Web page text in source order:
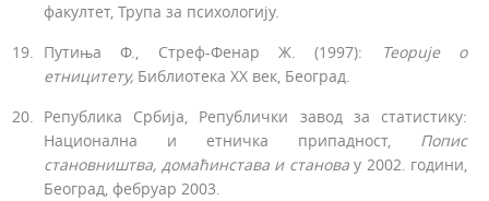
факултет, Трупа за психоло­гиjу.
Путиња Ф., Стреф-Фенар Ж. (1997):
Teopuje о
етницитету, Библиотека XX век, Београд.
Република Србија, Републички завод за статистику:
Национална и етничка припадност, Попис
становништва, домаћинстава и становау 2002. години,
Београд, фебруар 2003.